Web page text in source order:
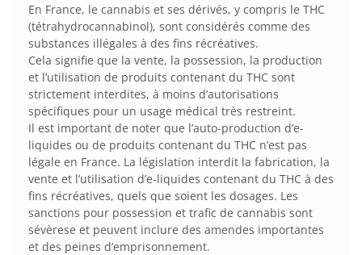
En France, le cannabis et ses dérivés, y compris le THC
(tétrahydrocannabinol), sont considérés comme des
substances illégales à des fins récréatives.
Cela signifie que la vente, la possession, la production
et l’utilisation de produits contenant du THC sont
strictement interdites, à moins d’autorisations
spécifiques pour un usage médical très restreint.
Il est important de noter que l’auto-production d’e-
liquides ou de produits contenant du THC n’est pas
légale en France. La législation interdit la fabrication, la
vente et l’utilisation d’e-liquides contenant du THC à des
fins récréatives, quels que soient les dosages. Les
sanctions pour possession et trafic de cannabis sont
sévèrese et peuvent inclure des amendes importantes
et des peines d’emprisonnement.